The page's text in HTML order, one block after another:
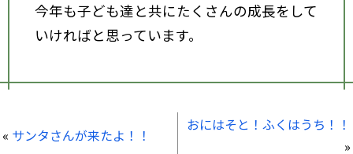
今年も子ども達と共にたくさんの成長をして
いければと思っています。
« サンタさんが来たよ！！
おにはそと！ふくはうち！！
»